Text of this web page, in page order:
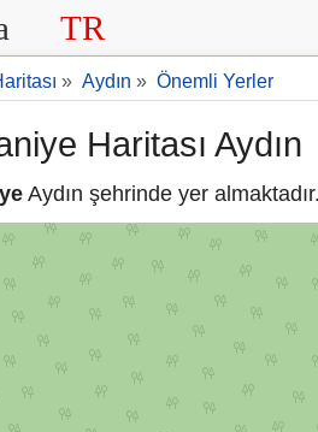
TR
» Aydın » Önemli Yerler
Haritası Aydın
Aydın şehrinde yer